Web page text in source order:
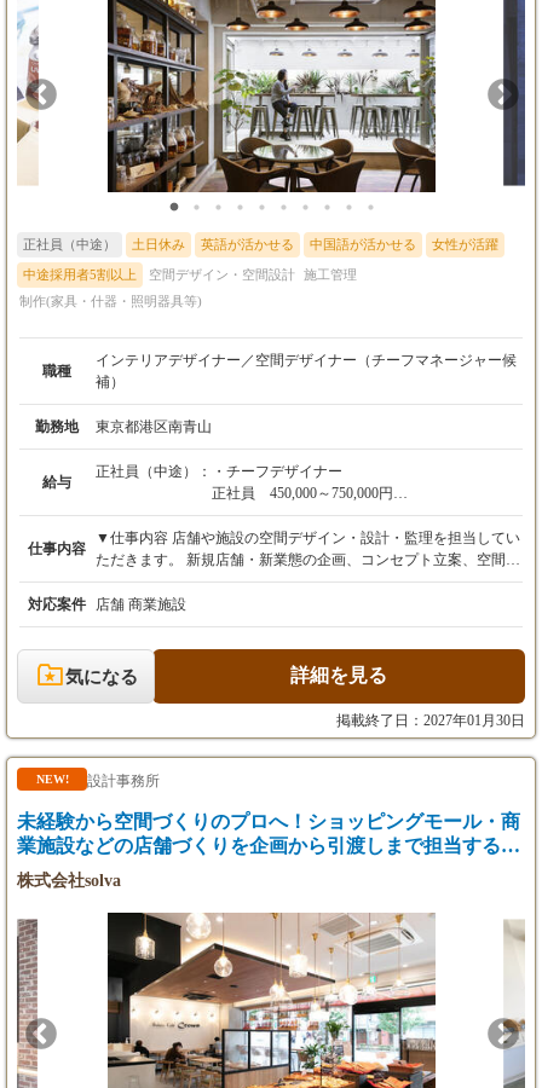
ったまま実現できる」といった、現場を知るプロならではの提案
がデザイナーを助け、顧客満足に繋がります。 ★一気通貫の裁
量： 部分的な工事管理ではなく、プロジェクトの全体像（お金・
人・時間）を把握し、コントロールする面白さがあります。
正社員（中途） 土日休み 英語が活かせる 中国語が活かせる 女性が活躍
中途採用者5割以上 空間デザイン・空間設計 施工管理
制作(家具・什器・照明器具等)
職種
インテリアデザイナー／空間デザイナー（チーフマネージャー候
補）
勤務地 東京都港区南青山
給与
正社員（中途）：
・チーフデザイナー
正社員 450,000～750,000円
・デザイナー
正社員 350,000～450,000円
※みなし残業代（45時間分98,000円～140,000
円）を含みます。
仕事内容
▼仕事内容 店舗や施設の空間デザイン・設計・監理を担当してい
ただきます。 新規店舗・新業態の企画、コンセプト立案、空間デ
ザイン リニューアル・シーズン装飾・イベント演出 家具・照
明・アート・装飾品の選定、海外買い付け 施工ディレクション、
プロジェクト管理 チームマネジメント 海外展示会や現地メーカ
ーとのやり取りを通じて、世界中から新しいアイデアや素材を取
り入れ、店舗づくりに活かせることも、この仕事ならではの魅力
です。 空間をつくる。その先にある「感動」までデザインする仕
事です。 レストランの魅力は料理だけではありません。 照明、
音楽、インテリア、アート、季節装飾、イベント──そのすべて
が重なり、 「また来たい」と思える特別な体験が生まれます。
グローバルダイニングは、「権八」「カフェ ラ・ボエム」「モン
を展開。企画・デザイン・設計から海外での資材調達、施工ディ
レクションまで一貫して手掛けています。 インハウスデザイナー
す。 ▼この仕事の魅力 新しい店舗をゼロから創る 海外で家具や
空間をデザインするだけではなく、人の心に残る体験を創る。 そ
んな仕事に挑戦してみませんか？
対応案件 店舗 商業施設
気になる 詳細を見る
掲載終了日：2027年01月30日
NEW! 設計事務所
未経験から空間づくりのプロへ！ショッピングモール・商
業施設などの店舗づくりを企画から引渡しまで担当する空
間ディレクター
株式会社solva